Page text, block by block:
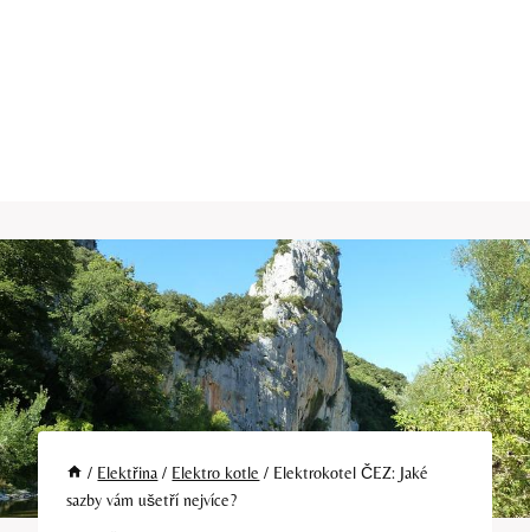
/ Elektřina / Elektro kotle / Elektrokotel ČEZ: Jaké
sazby vám ušetří nejvíce?